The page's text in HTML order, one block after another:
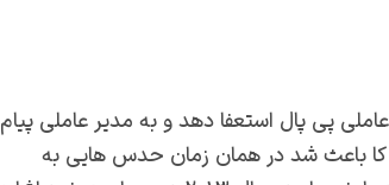
گرفت تا از سمت مدیر عاملی پی پال استعفا دهد و به مدیر عاملی پیام
فرد مشاهده کردیم کا باعث شد در همان زمان حدس هایی به